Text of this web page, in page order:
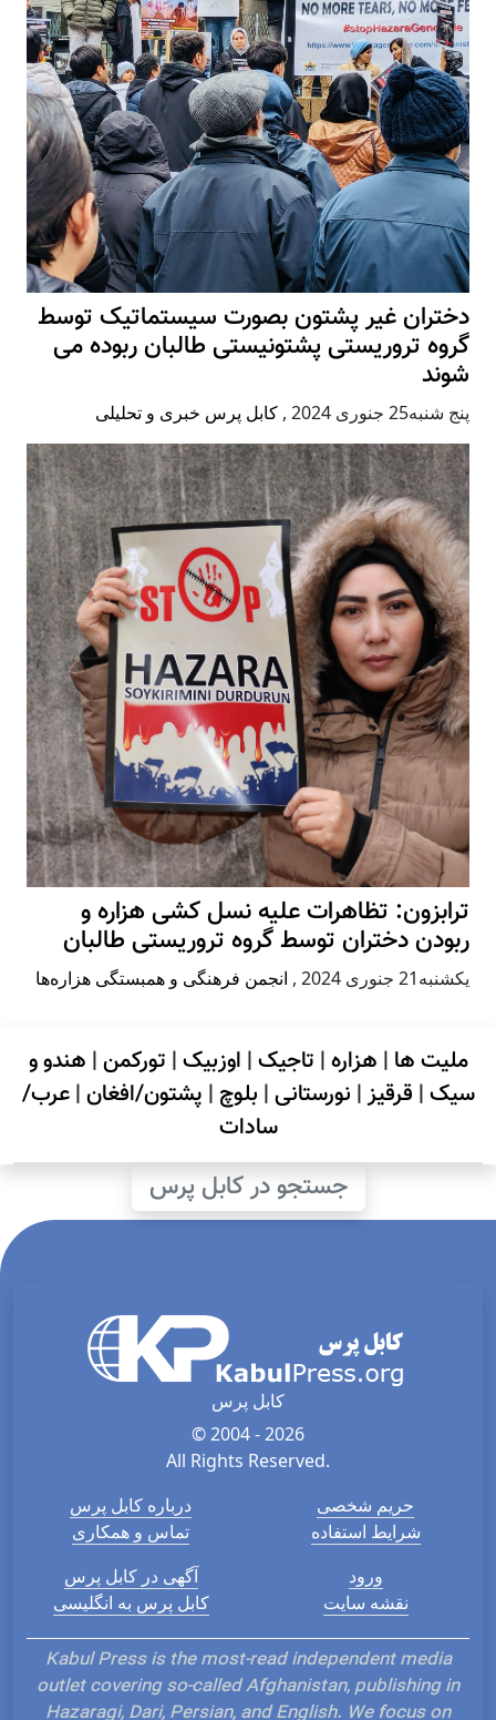
دختران غیر پشتون بصورت سیستماتیک توسط
گروه تروریستی پشتونیستی طالبان ربوده می
شوند
پنج شنبه25 جنوری 2024 , کابل پرس خبری و تحلیلی
ترابزون: تظاهرات علیه نسل کشی هزاره و
ربودن دختران توسط گروه تروریستی طالبان
يكشنبه21 جنوری 2024 , انجمن فرهنگی و همبستگی هزاره‌ها
ملیت ها | هزاره| تاجیک| اوزبیک| تورکمن| هندو و
سیک| قرقیز| نورستانی| بلوچ | پشتون/افغان|عرب/
سادات
جستجو در کابل پرس
کابل پرس
© 2004 - 2026
All Rights Reserved.
درباره کابل پرس
تماس و همکاری
حریم شخصی
شرایط استفاده
آگهی در کابل پرس
کابل پرس به انگلیسی
ورود
نقشه سایت
Kabul Press is the most-read independent media
outlet covering so-called Afghanistan, publishing in
Hazaragi, Dari, Persian, and English. We focus on